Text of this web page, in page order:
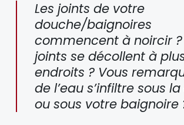
Les joints de votre
douche/baignoires
commencent à noircir ?
joints se décollent à
endroits ? Vous
de l’eau s’infiltre sous
ou sous votre baignoire